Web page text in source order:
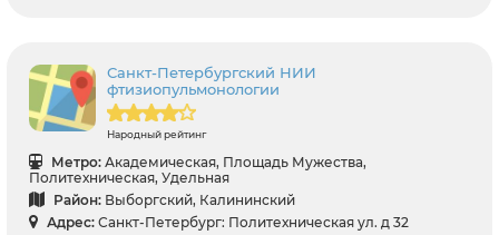
Санкт-Петербургский НИИ
фтизиопульмонологии
Народный рейтинг
Метро: Академическая, Площадь Мужества,
Политехническая, Удельная
Район: Выборгский, Калининский
Адрес: Санкт-Петербург: Политехническая ул. д 32